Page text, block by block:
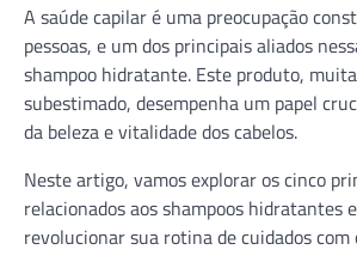
A saúde capilar é uma preocupação
pessoas, e um dos principais aliados
shampoo hidratante. Este produto,
subestimado, desempenha um papel
da beleza e vitalidade dos cabelos.
Neste artigo, vamos explorar os cinco
relacionados aos shampoos hidratantes
revolucionar sua rotina de cuidados com